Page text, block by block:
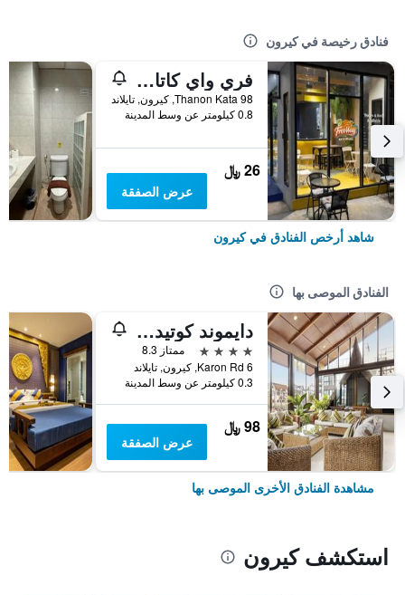
فنادق رخيصة في كيرون
فري واي كاتا بيتش هوستل
98 Thanon Kata, كيرون, تايلاند
0.8 كيلومتر عن وسط المدينة
26 ﷼
عرض الصفقة
شاهد أرخص الفنادق في كيرون
الفنادق الموصى بها
دايموند كوتيدج ريزورت آند سبا
4 نجوم
ممتاز 8.3
6 Karon Rd, كيرون, تايلاند
0.3 كيلومتر عن وسط المدينة
98 ﷼
عرض الصفقة
مشاهدة الفنادق الأخرى الموصى بها
استكشف كيرون